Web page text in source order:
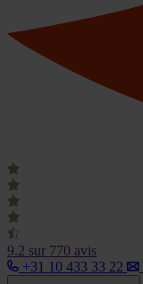
9.2 sur 770 avis
+31 10 433 33 22